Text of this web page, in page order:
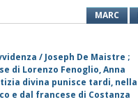
MARC
/ Joseph De Maistre ;
di Lorenzo Fenoglio, Anna
divina punisce tardi, nella
e dal francese di Costanza